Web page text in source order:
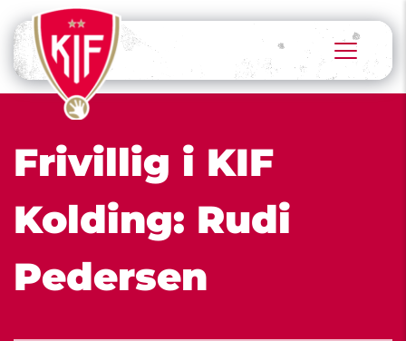
Frivillig i KIF
Kolding: Rudi
Pedersen